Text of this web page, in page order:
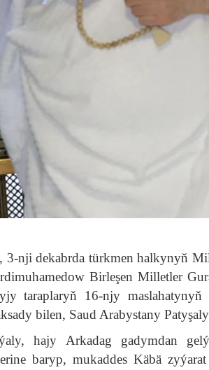
3-nji dekabrda türkmen halkynyň
Birleşen Milletler
taraplaryň 16-njy
bilen, Saud Arabystany
hajy Arkadag gadymdan
baryp, mukaddes Käbä